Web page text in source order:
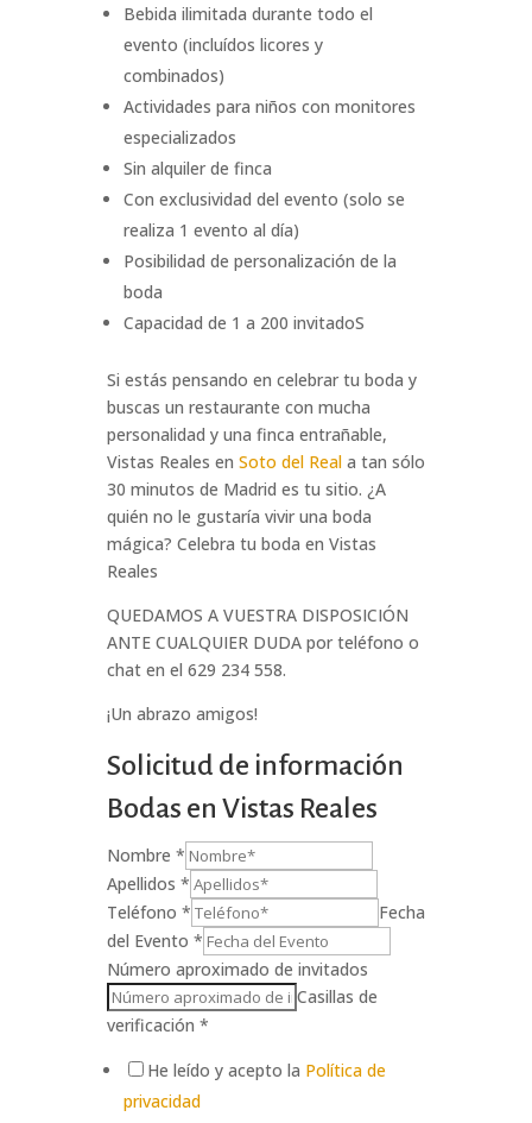
Bebida ilimitada durante todo el
evento (incluídos licores y
combinados)
Actividades para niños con monitores
especializados
Sin alquiler de finca
Con exclusividad del evento (solo se
realiza 1 evento al día)
Posibilidad de personalización de la
boda
Capacidad de 1 a 200 invitadoS
Si estás pensando en celebrar tu boda y
buscas un restaurante con mucha
personalidad y una finca entrañable,
Vistas Reales en Soto del Reala tan sólo
30 minutos de Madrid es tu sitio. ¿A
quién no le gustaría vivir una boda
mágica? Celebra tu boda en Vistas
Reales
QUEDAMOS A VUESTRA DISPOSICIÓN
ANTE CUALQUIER DUDA por teléfono o
chat en el 629 234 558.
¡Un abrazo amigos!
Solicitud de información
Bodas en Vistas Reales
Nombre *
Apellidos *
Teléfono *
Fecha
del Evento *
Número aproximado de invitados
Casillas de
verificación *
He leído y acepto la Política de
privacidad